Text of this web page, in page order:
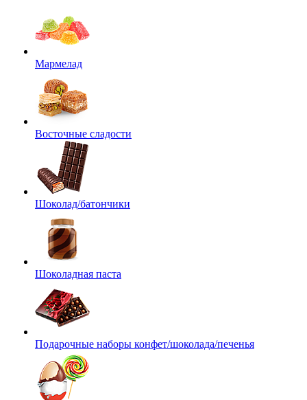
Мармелад
Восточные сладости
Шоколад/батончики
Шоколадная паста
Подарочные наборы конфет/шоколада/печенья